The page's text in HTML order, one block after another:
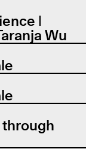
|
Wu